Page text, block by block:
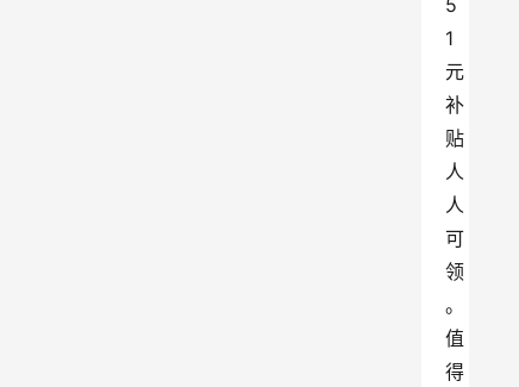
5
1
元
补
贴
人
人
可
领
。
值
得